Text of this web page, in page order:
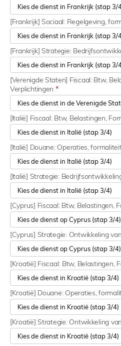
[Frankrijk] Sociaal: Regelgeving,
[Frankrijk] Strategie:
[Verenigde Staten] Fiscaal: Btw,
Verplichtingen *
[Italië] Fiscaal: Btw, Belastingen,
[Italië] Douane: Operaties,
[Italië] Strategie:
[Cyprus] Fiscaal: Btw, Belastingen,
[Cyprus] Strategie: Ontwikkeling
[Kroatië] Fiscaal: Btw, Belastingen,
[Kroatië] Douane: Operaties,
[Kroatië] Strategie: Ontwikkeling